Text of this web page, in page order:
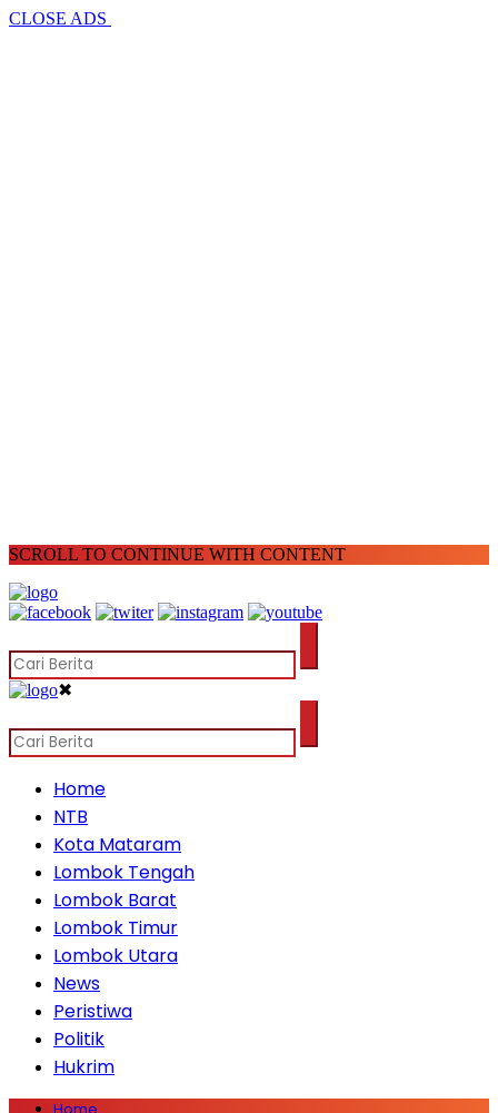
CLOSE ADS
SCROLL TO CONTINUE WITH CONTENT
✖
Home
NTB
Kota Mataram
Lombok Tengah
Lombok Barat
Lombok Timur
Lombok Utara
News
Peristiwa
Politik
Hukrim